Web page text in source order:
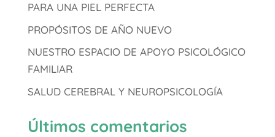
PARA UNA PIEL PERFECTA
PROPÓSITOS DE AÑO NUEVO
NUESTRO ESPACIO DE APOYO PSICOLÓGICO
FAMILIAR
SALUD CEREBRAL Y NEUROPSICOLOGÍA
Últimos comentarios